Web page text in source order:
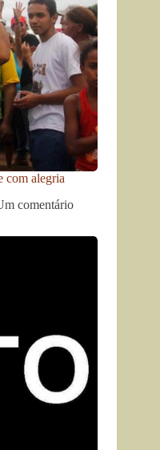
com alegria
comentário